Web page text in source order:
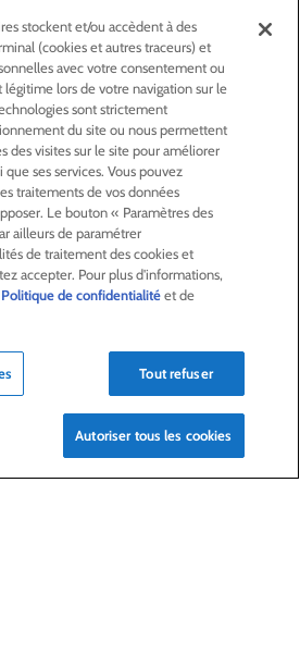
LAGARDÈRE
stockent et/ou accèdent à des
(cookies et autres traceurs) et
avec votre consentement ou
légitime lors de votre navigation sur le
sont strictement
du site ou nous permettent
des visites sur le site pour améliorer
ses services. Vous pouvez
traitements de vos données
Le bouton « Paramètres des
ailleurs de paramétrer
de traitement des cookies et
accepter. Pour plus d'informations,
Politique de confidentialitéet de
Tout refuser
Autoriser tous les cookies